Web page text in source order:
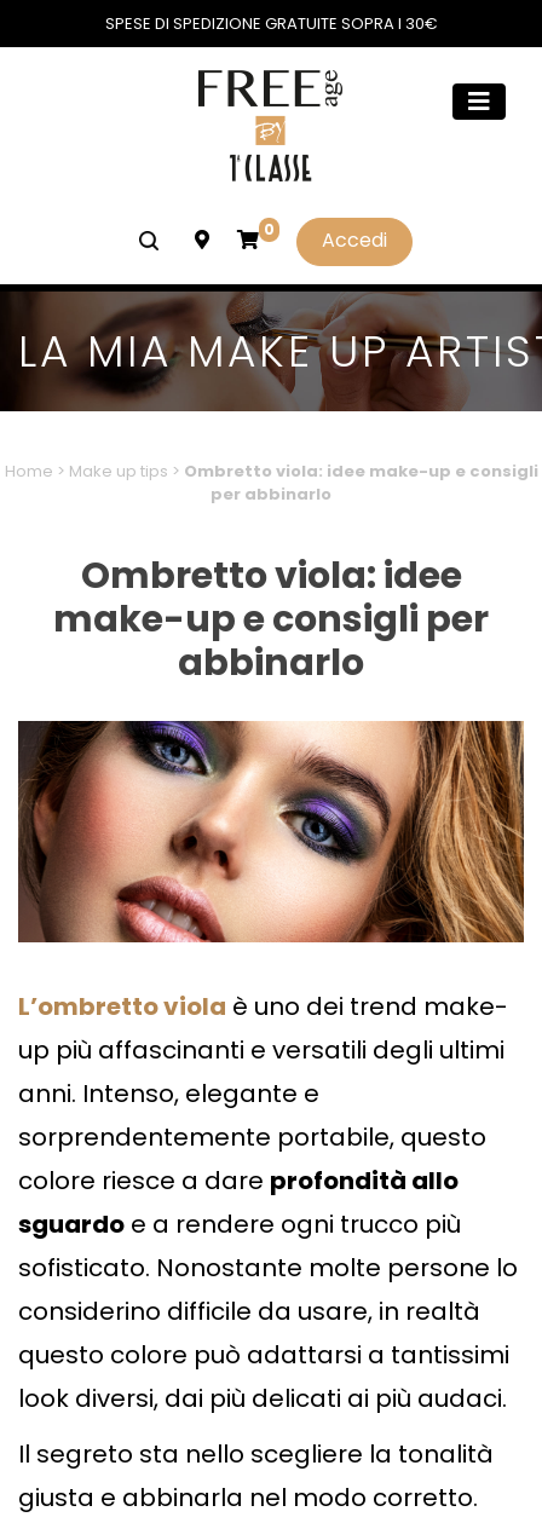
SPESE DI SPEDIZIONE GRATUITE SOPRA I 30€
0 Accedi
LA MIA MAKE UP
Home > Make up tips > Ombretto viola: idee make-up e consigli
per abbinarlo
Ombretto viola: idee
make-up e consigli per
abbinarlo
L’ombretto viola è uno dei trend make-
up più affascinanti e versatili degli ultimi
anni. Intenso, elegante e
sorprendentemente portabile, questo
colore riesce a dare profondità allo
sguardo e a rendere ogni trucco più
sofisticato. Nonostante molte persone lo
considerino difficile da usare, in realtà
questo colore può adattarsi a tantissimi
look diversi, dai più delicati ai più audaci.
Il segreto sta nello scegliere la tonalità
giusta e abbinarla nel modo corretto.